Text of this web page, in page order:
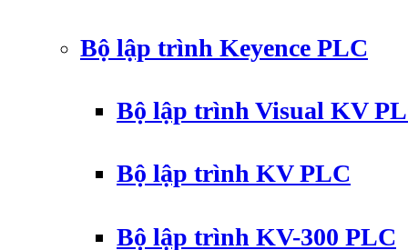
Bộ lập trình Keyence PLC
Bộ lập trình Visual KV
Bộ lập trình KV PLC
Bộ lập trình KV-300 PLC